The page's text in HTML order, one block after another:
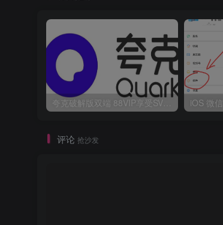
评论 抢沙发